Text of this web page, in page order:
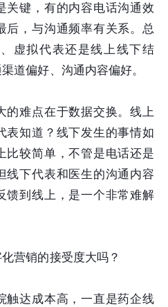
关键，有的内容电话沟通效
后，与沟通频率有关系。总
虚拟代表还是线上线下结
道偏好、沟通内容偏好。
的难点在于数据交换。线上
表知道？线下发生的事情如
比较简单，不管是电话还是
线下代表和医生的沟通内容
馈到线上，是一个非常难解
营销的接受度大吗？
触达成本高，一直是药企线